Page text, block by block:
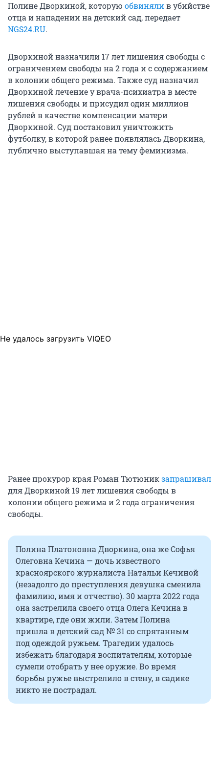
Полине Дворкиной, которую обвинялив убийстве
отца и нападении на детский сад, передает
NGS24.RU.
Дворкиной назначили 17 лет лишения свободы с
ограничением свободы на 2 года и с содержанием
в колонии общего режима. Также суд назначил
Дворкиной лечение у врача-психиатра в месте
лишения свободы и присудил один миллион
рублей в качестве компенсации матери
Дворкиной. Суд постановил уничтожить
футболку, в которой ранее появлялась Дворкина,
публично выступавшая на тему феминизма.
Не удалось загрузить VIQEO
Ранее прокурор края Роман Тютюникзапрашивал
для Дворкиной 19 лет лишения свободы в
колонии общего режима и 2 года ограничения
свободы.
Полина Платоновна Дворкина, она же Софья
Олеговна Кечина — дочь известного
красноярского журналиста Натальи Кечиной
(незадолго до преступления девушка сменила
фамилию, имя и отчество). 30 марта 2022 года
она застрелила своего отца Олега Кечина в
квартире, где они жили. Затем Полина
пришла в детский сад № 31 со спрятанным
под одеждой ружьем. Трагедии удалось
избежать благодаря воспитателям, которые
сумели отобрать у нее оружие. Во время
борьбы ружье выстрелило в стену, в садике
никто не пострадал.